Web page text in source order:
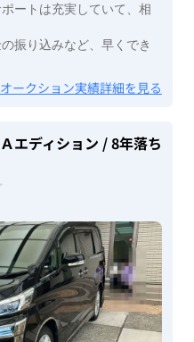
ートは充実していて、相
振り込みなど、早くでき
オークション実績詳細を見る
エディション / 8年落ち